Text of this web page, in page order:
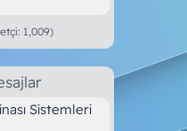
1,009)
Sistemleri